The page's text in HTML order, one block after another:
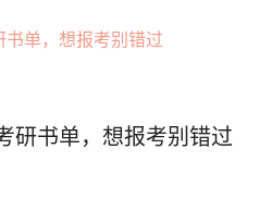
研书单，想报考别错过